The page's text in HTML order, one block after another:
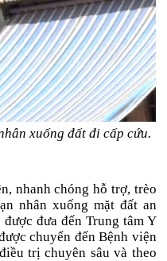
xuống đất đi cấp cứu.
nhanh chóng hỗ trợ, trèo
nhân xuống mặt đất an
đưa đến Trung tâm Y
chuyển đến Bệnh viện
trị chuyên sâu và theo